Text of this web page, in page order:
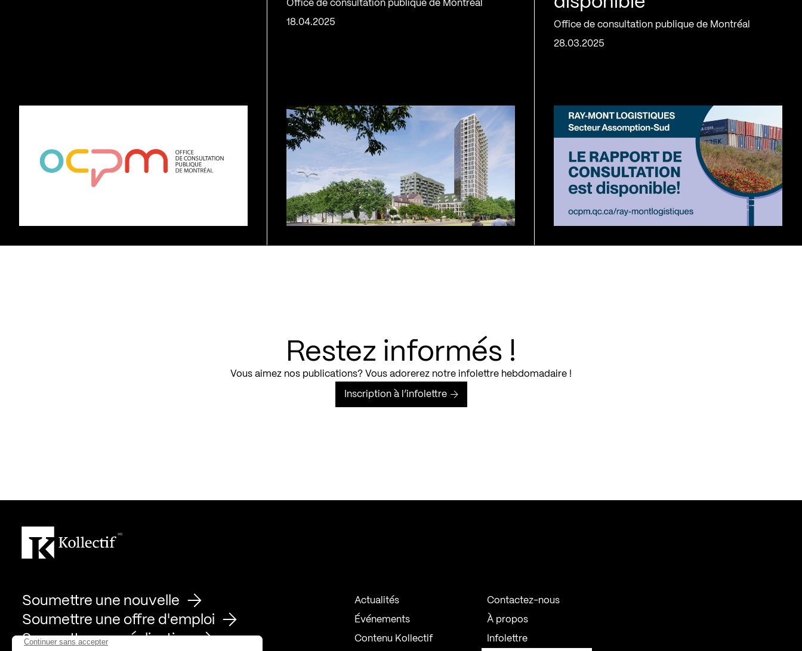
Office de consultation publique de Montréal
18.04.2025 Office de consultation publique de Montréal
28.03.2025
Restez informés !
Vous aimez nos publications? Vous adorerez notre infolettre hebdomadaire !
Inscription à l’infolettre
Soumettre une nouvelle
Soumettre une offre d'emploi
Soumettre une réalisation
Actualités
Événements
Contenu Kollectif
Contactez-nous
À propos
Infolettre